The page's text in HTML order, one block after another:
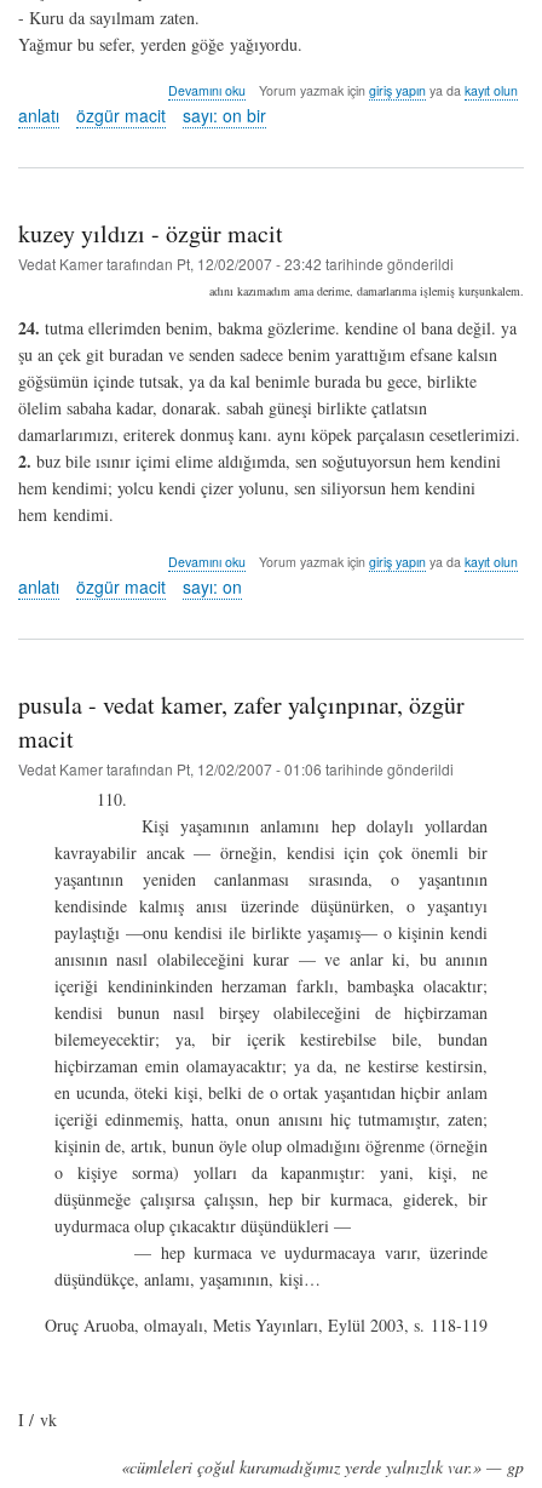
- Kuru da sayılmam zaten.
Yağmur bu sefer, yerden göğe yağıyordu.
kuzey
yıldızı
macit
Devamını oku Yorum yazmak için giriş yapınya da kayıt olun
anlatı özgür macit sayı: on bir
kuzey yıldızı - özgür macit
Vedat Kamertarafından Pt, 12/02/2007 - 23:42 tarihinde gönderildi
adını kazımadım ama derime, damarlarıma işlemiş kurşunkalem.
24. tutma ellerimden benim, bakma gözlerime. kendine ol bana değil. ya
şu an çek git buradan ve senden sadece benim yarattığım efsane kalsın
göğsümün içinde tutsak, ya da kal benimle burada bu gece, birlikte
ölelim sabaha kadar, donarak. sabah güneşi birlikte çatlatsın
damarlarımızı, eriterek donmuş kanı. aynı köpek parçalasın cesetlerimizi.
2. buz bile ısınır içimi elime aldığımda, sen soğutuyorsun hem kendini
hem kendimi; yolcu kendi çizer yolunu, sen siliyorsun hem kendini
hem kendimi.
kuzey
macit
Devamını oku Yorum yazmak için giriş yapınya da kayıt olun
anlatı özgür macit sayı: on
pusula - vedat kamer, zafer yalçınpınar, özgür
macit
Vedat Kamertarafından Pt, 12/02/2007 - 01:06 tarihinde gönderildi
110.
Kişi yaşamının anlamını hep dolaylı yollardan
kavrayabilir ancak — örneğin, kendisi için çok önemli bir
yaşantının yeniden canlanması sırasında, o yaşantının
kendisinde kalmış anısı üzerinde düşünürken, o yaşantıyı
paylaştığı —onu kendisi ile birlikte yaşamış— o kişinin kendi
anısının nasıl olabileceğini kurar — ve anlar ki, bu anının
içeriği kendininkinden herzaman farklı, bambaşka olacaktır;
kendisi bunun nasıl birşey olabileceğini de hiçbirzaman
bilemeyecektir; ya, bir içerik kestirebilse bile, bundan
hiçbirzaman emin olamayacaktır; ya da, ne kestirse kestirsin,
en ucunda, öteki kişi, belki de o ortak yaşantıdan hiçbir anlam
içeriği edinmemiş, hatta, onun anısını hiç tutmamıştır, zaten;
kişinin de, artık, bunun öyle olup olmadığını öğrenme (örneğin
o kişiye sorma) yolları da kapanmıştır: yani, kişi, ne
düşünmeğe çalışırsa çalışsın, hep bir kurmaca, giderek, bir
uydurmaca olup çıkacaktır düşündükleri —
— hep kurmaca ve uydurmacaya varır, üzerinde
düşündükçe, anlamı, yaşamının, kişi…
Oruç Aruoba, olmayalı, Metis Yayınları, Eylül 2003, s. 118-119
I / vk
«cümleleri çoğul kuramadığımız yerde yalnızlık var.» — gp